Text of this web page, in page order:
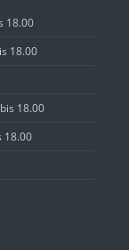
18.00
18.00
18.00
18.00